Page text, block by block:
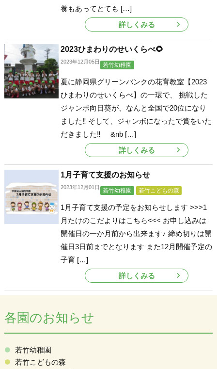
養もあってとても […]
詳しくみる
2023ひまわりのせいくらべ🌻
2023年12月05日 若竹幼稚園
夏に静岡県グリーンバンクの花育教室【2023
ひまわりのせいくらべ】の一環で、 挑戦した
ジャンボ向日葵が、なんと全国で20位になり
ました‼ そして、ジャンボになったで賞をいた
だきました‼ &nb […]
詳しくみる
1月子育て支援のお知らせ
2023年12月01日 若竹幼稚園 若竹こどもの森
1月子育て支援の予定をお知らせします >>>1
月たけのこだよりはこちら<<< お申し込みは
開催日の一か月前から出来ます♪ 締め切りは開
催日3日前までとなります また12月開催予定の
子育 […]
詳しくみる
各園のお知らせ
若竹幼稚園
若竹こどもの森